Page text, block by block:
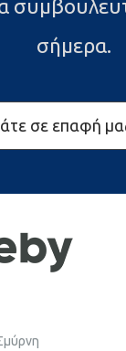
σήμερα.
σε επαφή